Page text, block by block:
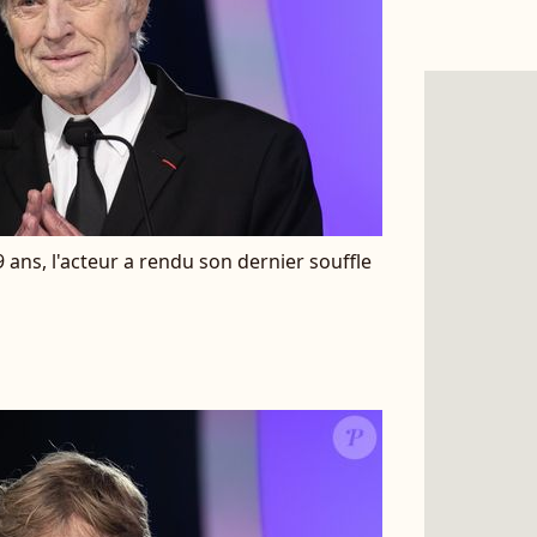
l'acteur a rendu son dernier souffle